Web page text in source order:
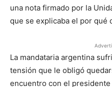
una nota firmado por la
que se explicaba el por qué
La mandataria argentina
tensión que le obligó
encuentro con el